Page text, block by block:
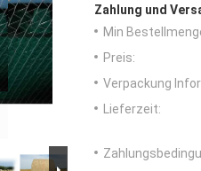
Zahlung und
Min
Preis:
Verpackung
Lieferzeit: